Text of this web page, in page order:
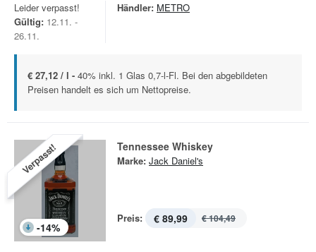
Leider verpasst!
Gültig: 12.11. -
26.11.
Händler: METRO
€ 27,12 / l - 40% inkl. 1 Glas 0,7-l-Fl. Bei den abgebildeten
Preisen handelt es sich um Nettopreise.
Verpasst!
-14%
Tennessee Whiskey
Marke: Jack Daniel's
Preis: € 89,99 € 104,49